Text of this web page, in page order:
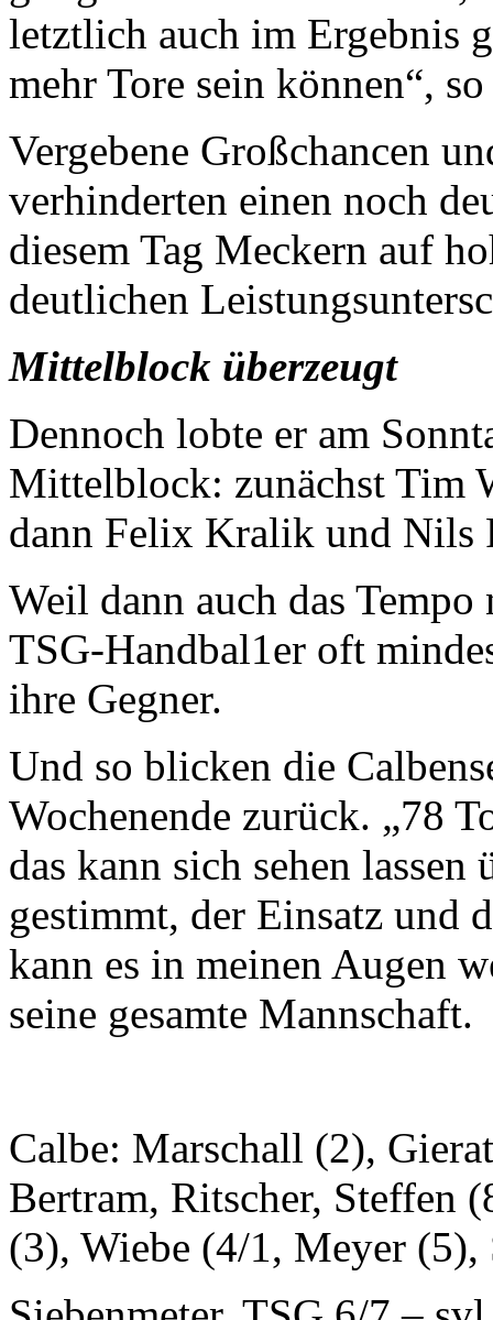
letztlich auch im Ergebnis
mehr Tore sein können“,
Vergebene Großchancen
verhinderten einen noch
diesem Tag Meckern auf
deutlichen
Mittelblock überzeugt
Dennoch lobte er am
Mittelblock: zunächst Tim
dann Felix Kralik und Nils
Weil dann auch das
TSG-Handbal1er oft
ihre Gegner.
Und so blicken die
Wochenende zurück. „78
das kann sich sehen
gestimmt, der Einsatz und
kann es in meinen Augen
seine gesamte Mannschaft.
Calbe: Marschall (2),
Bertram, Ritscher, Steffen
(3), Wiebe (4/1, Meyer